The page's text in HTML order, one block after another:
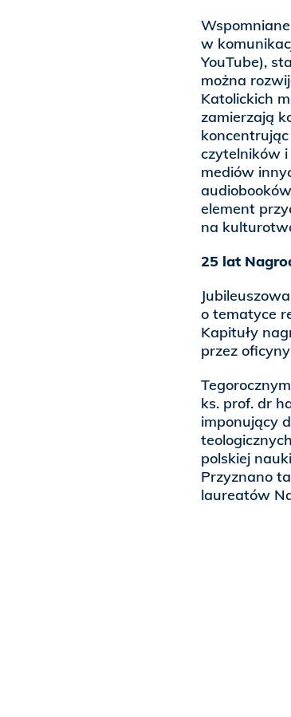
w
YouTube),
można
Katolickich
zamierzają
czytelników i
mediów
element
na
25 lat
o tematyce
Kapituły
przez
ks. prof. dr
imponujący
polskiej
Przyznano
laureatów